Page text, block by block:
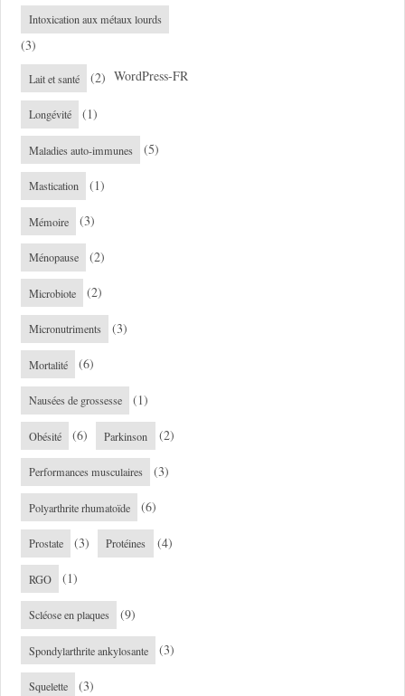
Intoxication aux métaux lourds
(3)
Lait et santé (2)
Longévité (1)
Maladies auto-immunes (5)
Mastication (1)
Mémoire (3)
Ménopause (2)
Microbiote (2)
Micronutriments (3)
Mortalité (6)
Nausées de grossesse (1)
Obésité (6) Parkinson (2)
Performances musculaires (3)
Polyarthrite rhumatoïde (6)
Prostate (3) Protéines (4)
RGO (1)
Scléose en plaques (9)
Spondylarthrite ankylosante (3)
Squelette (3)
WordPress-FR